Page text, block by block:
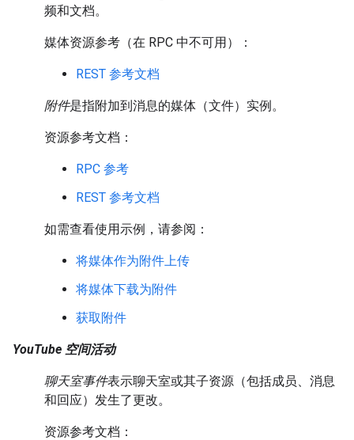
频和文档。
媒体资源参考（在 RPC 中不可用）：
REST 参考文档
附件是指附加到消息的媒体（文件）实例。
资源参考文档：
RPC 参考
REST 参考文档
如需查看使用示例，请参阅：
将媒体作为附件上传
将媒体下载为附件
获取附件
YouTube 空间活动
聊天室事件表示聊天室或其子资源（包括成员、消息
和回应）发生了更改。
资源参考文档：